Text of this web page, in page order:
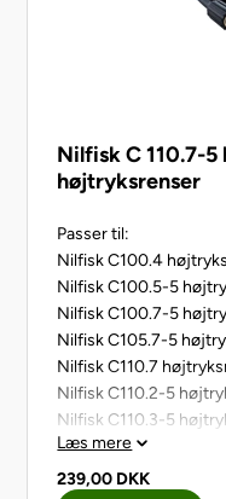
Nilfisk C 110.7-
højtryksrenser
Passer til:
Nilfisk C100.4
Nilfisk C100.5-5
Nilfisk C100.7-5
Nilfisk C105.7-5
Nilfisk C110.7
Nilfisk C110.2-5
Nilfisk C110.3-5
Nilfisk C110.4-5
Læs mere
239,00 DKK